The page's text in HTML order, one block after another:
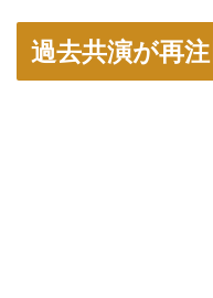
過去共演が再